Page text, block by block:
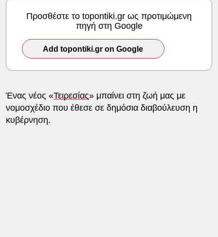
Προσθέστε το topontiki.gr ως προτιμώμενη
πηγή στη Google
Add topontiki.gr on Google
Ένας νέος «Τειρεσίας» μπαίνει στη ζωή μας με
νομοσχέδιο που έθεσε σε δημόσια διαβούλευση η
κυβέρνηση.